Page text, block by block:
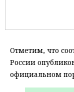
Отметим, что
России
официальном